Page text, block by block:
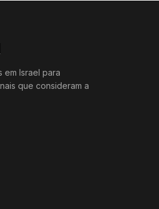
em Israel para
que consideram a